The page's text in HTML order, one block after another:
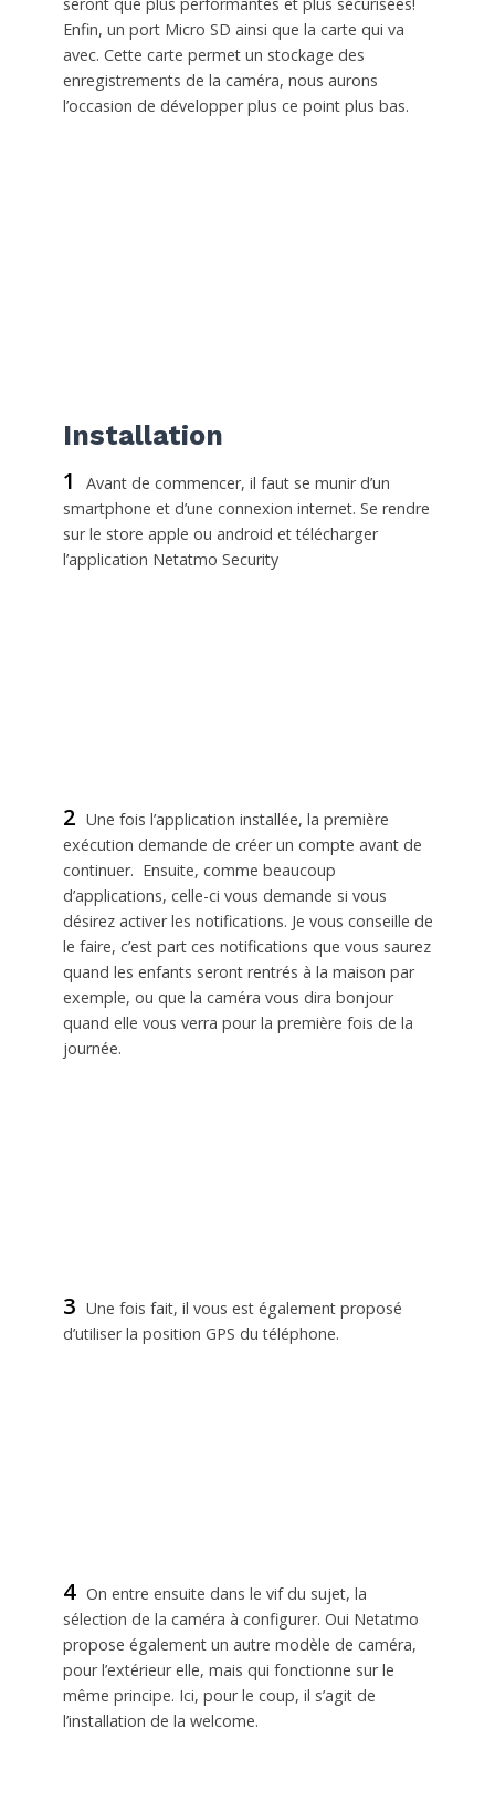
Enfin, un port Micro SD ainsi que la carte qui va
avec. Cette carte permet un stockage des
enregistrements de la caméra, nous aurons
l’occasion de développer plus ce point plus bas.
Installation
1
Avant de commencer, il faut se munir d’un
smartphone et d’une connexion internet. Se rendre
sur le store apple ou android et télécharger
l’application Netatmo Security
2 Une fois l’application installée, la première
exécution demande de créer un compte avant de
continuer. Ensuite, comme beaucoup
d’applications, celle-ci vous demande si vous
désirez activer les notifications. Je vous conseille de
le faire, c’est part ces notifications que vous saurez
quand les enfants seront rentrés à la maison par
exemple, ou que la caméra vous dira bonjour
quand elle vous verra pour la première fois de la
journée.
3 Une fois fait, il vous est également proposé
d’utiliser la position GPS du téléphone.
4 On entre ensuite dans le vif du sujet, la
sélection de la caméra à configurer. Oui Netatmo
propose également un autre modèle de caméra,
pour l’extérieur elle, mais qui fonctionne sur le
même principe. Ici, pour le coup, il s’agit de
l’installation de la welcome.